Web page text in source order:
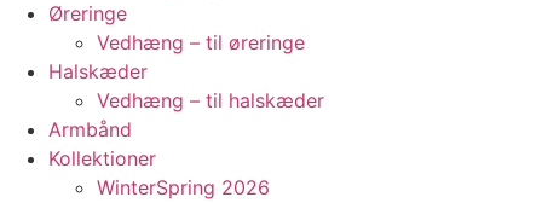
Øreringe
Vedhæng – til øreringe
Halskæder
Vedhæng – til halskæder
Armbånd
Kollektioner
WinterSpring 2026